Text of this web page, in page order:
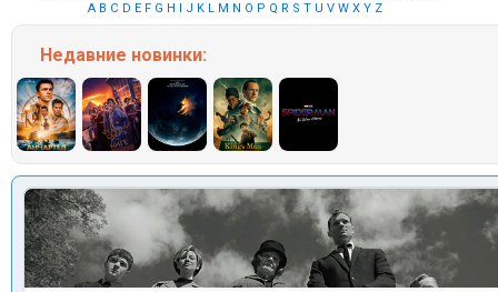
A B C D E F G H I J K L M N O P Q R S T U V W X Y Z
Недавние новинки: